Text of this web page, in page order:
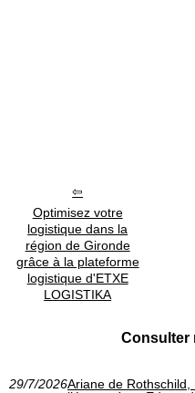
Optimisez votre
logistique dans la
région de Gironde
grâce à la plateforme
logistique d'ETXE
LOGISTIKA
Consulter
29/7/2026Ariane de